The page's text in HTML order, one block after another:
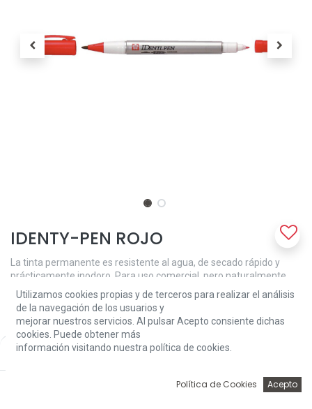
Price:
Add to Cart
IDENTY-PEN ROJO
La tinta permanente es resistente al agua, de secado rápido y
prácticamente inodoro. Para uso comercial, pero naturalmente
también ideal para todo tipo de aplicaciones creativas.
2,60€
Utilizamos cookies propias y de terceros para realizar el análisis
de la navegación de los usuarios y
mejorar nuestros servicios. Al pulsar Acepto consiente dichas
cookies. Puede obtener más
información visitando nuestra política de cookies.
Política de Cookies Acepto